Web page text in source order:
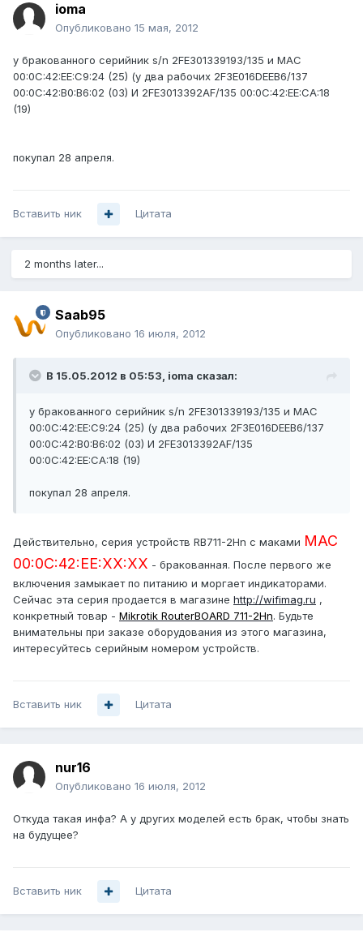
ioma
Опубликовано 15 мая, 2012
у бракованного серийник s/n 2FE301339193/135 и MAC
00:0C:42:EE:C9:24 (25) (у два рабочих 2F3E016DEEB6/137
00:0C:42:B0:B6:02 (03) И 2FE3013392AF/135 00:0C:42:EE:CA:18
(19)
покупал 28 апреля.
Вставить ник Цитата
2 months later...
Saab95
Опубликовано 16 июля, 2012
В 15.05.2012 в 05:53, ioma сказал:
у бракованного серийник s/n 2FE301339193/135 и MAC
00:0C:42:EE:C9:24 (25) (у два рабочих 2F3E016DEEB6/137
00:0C:42:B0:B6:02 (03) И 2FE3013392AF/135
00:0C:42:EE:CA:18 (19)
покупал 28 апреля.
Действительно, серия устройств RB711-2Hn с маками MAC
00:0C:42:EE:XX:XX - бракованная. После первого же
включения замыкает по питанию и моргает индикаторами.
Сейчас эта серия продается в магазине http://wifimag.ru ,
конкретный товар - Mikrotik RouterBOARD 711-2Hn. Будьте
внимательны при заказе оборудования из этого магазина,
интересуйтесь серийным номером устройств.
Вставить ник Цитата
nur16
Опубликовано 16 июля, 2012
Откуда такая инфа? А у других моделей есть брак, чтобы знать
на будущее?
Вставить ник Цитата